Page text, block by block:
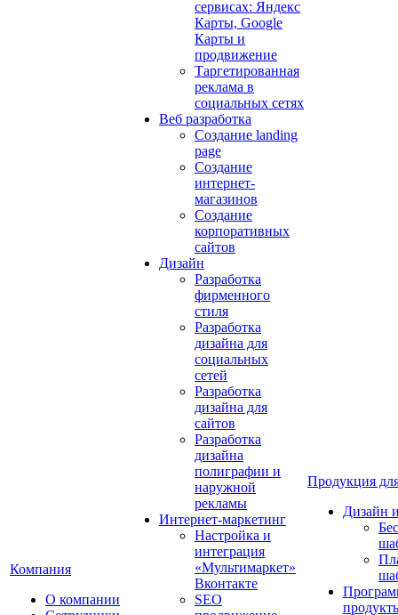
Компания
О компании
сервисах: Яндекс
Карты, Google
Карты и
продвижение
Таргетированная
реклама в
социальных сетях
Веб разработка
Создание landing
page
Создание
интернет-
магазинов
Создание
корпоративных
сайтов
Дизайн
Разработка
фирменного
стиля
Разработка
дизайна для
социальных
сетей
Разработка
дизайна для
сайтов
Разработка
дизайна
полиграфии и
наружной
рекламы
Интернет-маркетинг
Настройка и
интеграция
«Мультимаркет»
Вконтакте
SEO
Продукция
Дизайн